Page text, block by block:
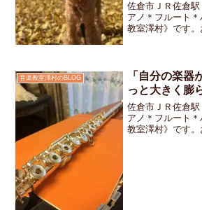
佐倉市ＪＲ佐倉
アノ＊フルート
教室澤村》です
出した考え方や
音楽教室澤村のBLOG
「自分の楽器
っと大きく膨
佐倉市ＪＲ佐倉
アノ＊フルート
教室澤村》です。